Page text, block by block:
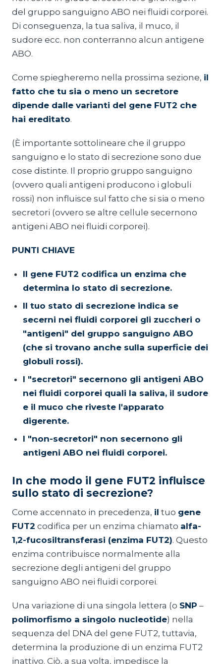
del gruppo sanguigno ABO nei fluidi corporei.
Di conseguenza, la tua saliva, il muco, il
sudore ecc. non conterranno alcun antigene
ABO.
Come spiegheremo nella prossima sezione, il
fatto che tu sia o meno un secretore
dipende dalle varianti del gene FUT2 che
hai ereditato.
(È importante sottolineare che il gruppo
sanguigno e lo stato di secrezione sono due
cose distinte. Il proprio gruppo sanguigno
(ovvero quali antigeni producono i globuli
rossi) non influisce sul fatto che si sia o meno
secretori (ovvero se altre cellule secernono
antigeni ABO nei fluidi corporei).
PUNTI CHIAVE
Il gene FUT2 codifica un enzima che
determina lo stato di secrezione.
Il tuo stato di secrezione indica se
secerni nei fluidi corporei gli zuccheri o
"antigeni" del gruppo sanguigno ABO
(che si trovano anche sulla superficie dei
globuli rossi).
I "secretori" secernono gli antigeni ABO
nei fluidi corporei quali la saliva, il sudore
e il muco che riveste l'apparato
digerente.
I "non-secretori" non secernono gli
antigeni ABO nei fluidi corporei.
In che modo il gene FUT2 influisce
sullo stato di secrezione?
Come accennato in precedenza, il tuo gene
FUT2 codifica per un enzima chiamato alfa-
1,2-fucosiltransferasi (enzima FUT2). Questo
enzima contribuisce normalmente alla
secrezione degli antigeni del gruppo
sanguigno ABO nei fluidi corporei.
Una variazione di una singola lettera (o SNP –
polimorfismo a singolo nucleotide) nella
sequenza del DNA del gene FUT2, tuttavia,
determina la produzione di un enzima FUT2
inattivo. Ciò, a sua volta, impedisce la